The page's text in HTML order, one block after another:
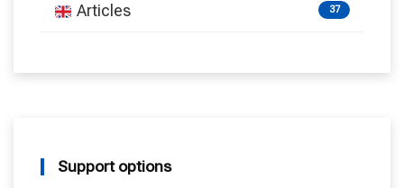
Articles 37
Support options